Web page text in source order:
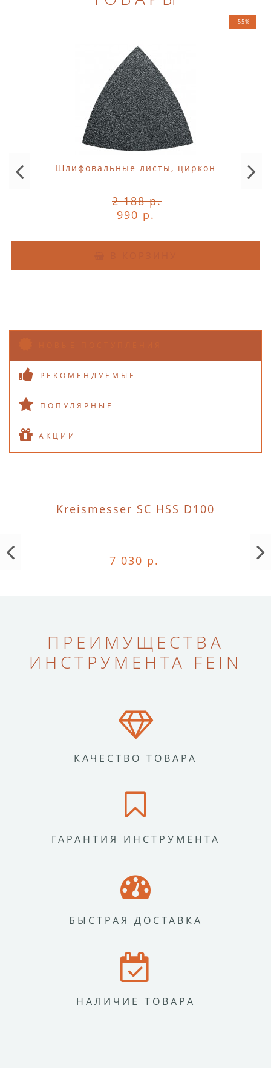
-55%
Шлифовальные листы, циркон
2 188 р.
990 р.
РЕКОМЕНДУЕМЫЕ
ПОПУЛЯРНЫЕ
АКЦИИ
Kreismesser SC HSS D100
7 030 р.
ПРЕИМУЩЕСТВА
ИНСТРУМЕНТА FEIN
КАЧЕСТВО ТОВАРА
ГАРАНТИЯ ИНСТРУМЕНТА
БЫСТРАЯ ДОСТАВКА
НАЛИЧИЕ ТОВАРА